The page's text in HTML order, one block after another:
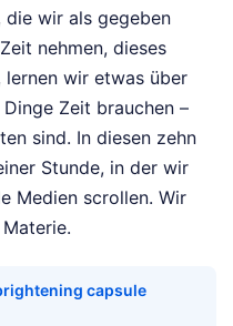
die wir als gegeben
nehmen, dieses
wir etwas über
Zeit brauchen –
sind. In diesen zehn
Stunde, in der wir
Medien scrollen. Wir
capsule